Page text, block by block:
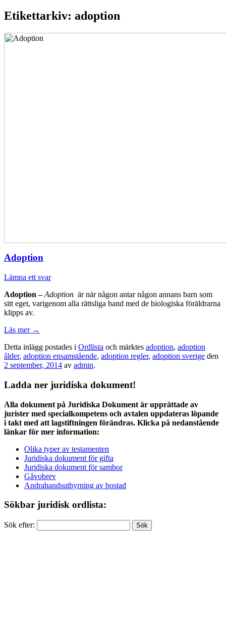
Etikettarkiv: adoption
Adoption
Lämna ett svar
Adoption –Adoption är när någon antar någon annans barn som
sitt eget, varigenom alla rättsliga band med de biologiska föräldrarna
klipps av.
Läs mer →
Detta inlägg postades i Ordlista och märktes adoption, adoption
ålder, adoption ensamstående, adoption regler, adoption sverige den
2 september, 2014 av admin.
Ladda ner juridiska dokument!
Alla dokument på Juridiska Dokument är upprättade av
jurister med specialkompetens och avtalen uppdateras löpande
i takt med att lagstiftningen förändras. Klicka på nedanstående
länkar för mer information:
Olika typer av testamenten
Juridiska dokument för gifta
Juridiska dokument för sambor
Gåvobrev
Andrahandsuthyrning av bostad
Sökbar juridisk ordlista:
Sök efter: